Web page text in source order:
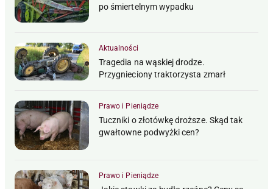
po śmiertelnym wypadku
Aktualności
Tragedia na wąskiej drodze.
Przygnieciony traktorzysta zmarł
Prawo i Pieniądze
Tuczniki o złotówkę droższe. Skąd tak
gwałtowne podwyżki cen?
Prawo i Pieniądze